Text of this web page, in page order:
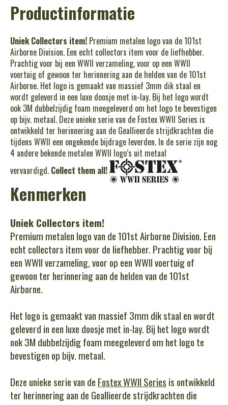
Productinformatie
Uniek Collectors item! Premium metalen logo van de 101st
Airborne Division. Een echt collectors item voor de liefhebber.
Prachtig voor bij een WWII verzameling, voor op een WWII
voertuig of gewoon ter herinnering aan de helden van de 101st
Airborne. Het logo is gemaakt van massief 3mm dik staal en
wordt geleverd in een luxe doosje met in-lay. Bij het logo wordt
ook 3M dubbelzijdig foam meegeleverd om het logo te bevestigen
op bijv. metaal. Deze unieke serie van de Fostex WWII Series is
ontwikkeld ter herinnering aan de Geallieerde strijdkrachten die
tijdens WWII een ongekende bijdrage leverden. In de serie zijn nog
4 andere bekende metalen WWII logo’s uit metaal
vervaardigd. Collect them all!
Kenmerken
Uniek Collectors item!
Premium metalen logo van de 101st Airborne Division. Een
echt collectors item voor de liefhebber. Prachtig voor bij
een WWII verzameling, voor op een WWII voertuig of
gewoon ter herinnering aan de helden van de 101st
Airborne.
Het logo is gemaakt van massief 3mm dik staal en wordt
geleverd in een luxe doosje met in-lay. Bij het logo wordt
ook 3M dubbelzijdig foam meegeleverd om het logo te
bevestigen op bijv. metaal.
Deze unieke serie van de Fostex WWII Series is ontwikkeld
ter herinnering aan de Geallieerde strijdkrachten die